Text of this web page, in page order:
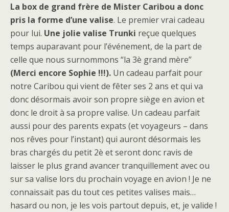
La box de grand frère de Mister Caribou a donc
pris la forme d’une valise. Le premier vrai cadeau
pour lui. Une jolie valise Trunki reçue quelques
temps auparavant pour l’événement, de la part de
celle que nous surnommons “la 3è grand mère”
(Merci encore Sophie !!!). Un cadeau parfait pour
notre Caribou qui vient de fêter ses 2 ans et qui va
donc désormais avoir son propre siège en avion et
donc le droit à sa propre valise. Un cadeau parfait
aussi pour des parents expats (et voyageurs – dans
nos rêves pour l’instant) qui auront désormais les
bras chargés du petit 2è et seront donc ravis de
laisser le plus grand avancer tranquillement avec ou
sur sa valise lors du prochain voyage en avion ! Je ne
connaissait pas du tout ces petites valises mais…
hasard ou non, je les vois partout depuis, et, je valide !